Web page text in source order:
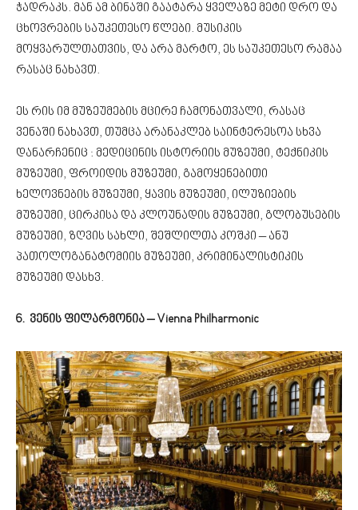
ჭადრაკს. მან ამ ბინაში გაატარა ყველაზე მეტი დრო და
ცხოვრების საუკეთესო წლები. მუსიკის
მოყვარულთათვის, და არა მარტო, ეს საუკეთესო რამაა
რასაც ნახავთ.
ეს რის იმ მუზეუმების მცირე ჩამონათვალი, რასაც
ვენაში ნახავთ, თუმცა არანაკლებ საინტერესოა სხვა
დანარჩენიც : მედიცინის ისტორიის მუზეუმი, ტექნიკის
მუზეუმი, ფროიდის მუზეუმი, გამოყენებითი
ხელოვნების მუზეუმი, ყავის მუზეუმი, ილუზიების
მუზეუმი, ცირკისა და კლოუნადის მუზეუმი, გლობუსების
მუზეუმი, ზღვის სახლი, შეშლილთა კოშკი – ანუ
პათოლოგანატომიის მუზეუმი, კრიმინალისტიკის
მუზეუმი დასხვ.
6. ვენის ფილარმონია – Vienna Philharmonic